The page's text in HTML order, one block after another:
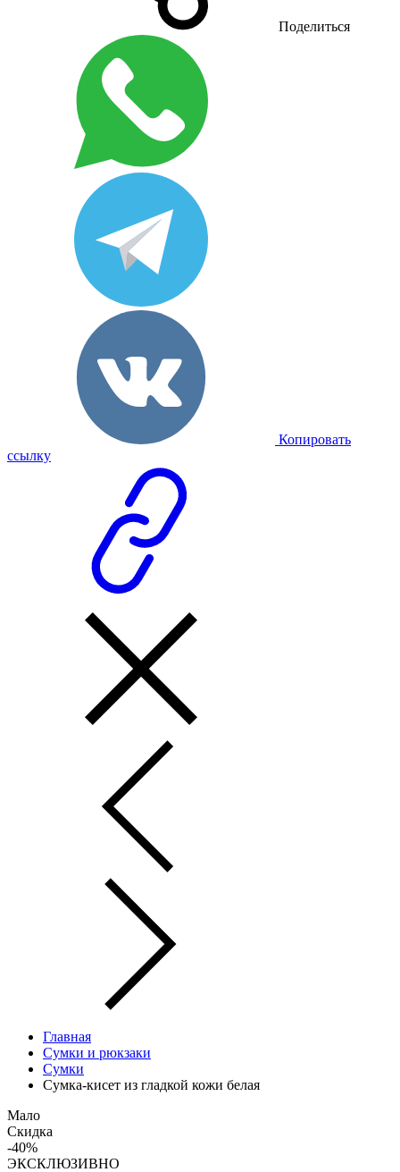
Поделиться
Копировать
ссылку
Главная
Сумки и рюкзаки
Сумки
Сумка-кисет из гладкой кожи белая
Мало
Скидка
-40%
ЭКСКЛЮЗИВНО